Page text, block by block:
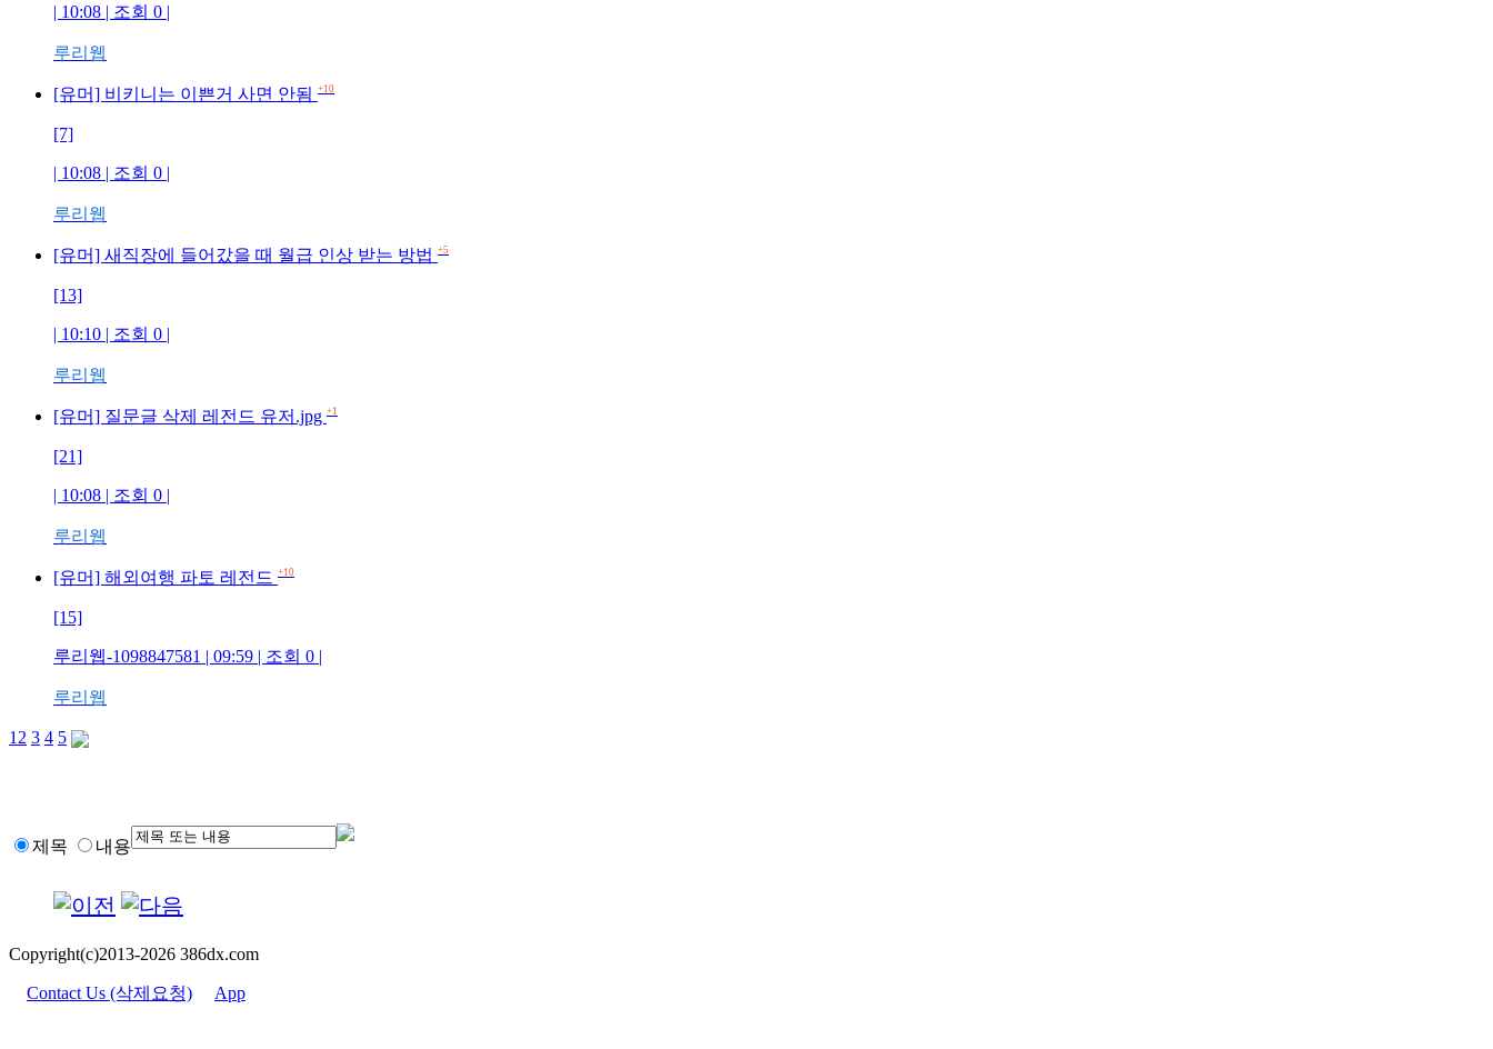
| 10:08 | 조회 0 |
루리웹
[유머] 비키니는 이쁜거 사면 안됨 +10
[7]
| 10:08 | 조회 0 |
루리웹
[유머] 새직장에 들어갔을 때 월급 인상 받는 방법 +5
[13]
| 10:10 | 조회 0 |
루리웹
[유머] 질문글 삭제 레전드 유저.jpg +1
[21]
| 10:08 | 조회 0 |
루리웹
[유머] 해외여행 파토 레전드 +10
[15]
루리웹-1098847581 | 09:59 | 조회 0 |
루리웹
1 2 3 4 5
제목 내용
Copyright(c)2013-2026 386dx.com
Contact Us (삭제요청) App